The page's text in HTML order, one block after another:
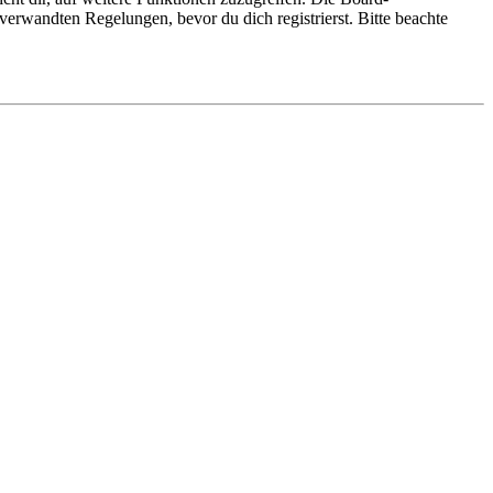
Regelungen, bevor du dich registrierst. Bitte beachte